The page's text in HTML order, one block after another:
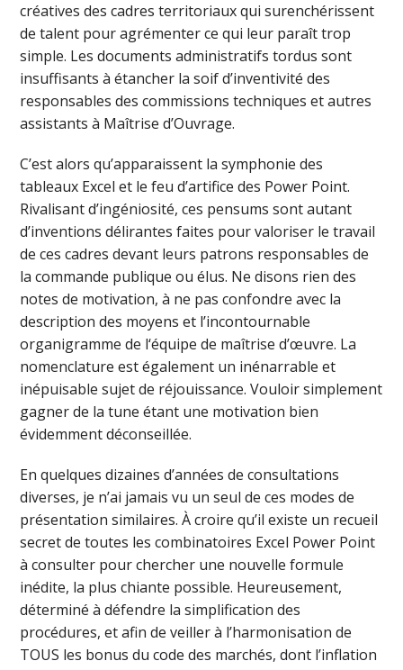
créatives des cadres territoriaux qui surenchérissent
de talent pour agrémenter ce qui leur paraît trop
simple. Les documents administratifs tordus sont
insuffisants à étancher la soif d’inventivité des
responsables des commissions techniques et autres
assistants à Maîtrise d’Ouvrage.
C’est alors qu’apparaissent la symphonie des
tableaux Excel et le feu d’artifice des Power Point.
Rivalisant d’ingéniosité, ces pensums sont autant
d’inventions délirantes faites pour valoriser le travail
de ces cadres devant leurs patrons responsables de
la commande publique ou élus. Ne disons rien des
notes de motivation, à ne pas confondre avec la
description des moyens et l’incontournable
organigramme de l‘équipe de maîtrise d’œuvre. La
nomenclature est également un inénarrable et
inépuisable sujet de réjouissance. Vouloir simplement
gagner de la tune étant une motivation bien
évidemment déconseillée.
En quelques dizaines d’années de consultations
diverses, je n’ai jamais vu un seul de ces modes de
présentation similaires. À croire qu’il existe un recueil
secret de toutes les combinatoires Excel Power Point
à consulter pour chercher une nouvelle formule
inédite, la plus chiante possible. Heureusement,
déterminé à défendre la simplification des
procédures, et afin de veiller à l’harmonisation de
TOUS les bonus du code des marchés, dont l’inflation